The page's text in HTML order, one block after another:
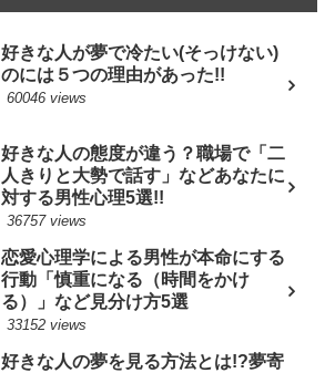
好きな人が夢で冷たい(そっけない)
のには５つの理由があった!!
60046 views
好きな人の態度が違う？職場で「二
人きりと大勢で話す」などあなたに
対する男性心理5選!!
36757 views
恋愛心理学による男性が本命にする
行動「慎重になる（時間をかけ
る）」など見分け方5選
33152 views
好きな人の夢を見る方法とは!?夢寄